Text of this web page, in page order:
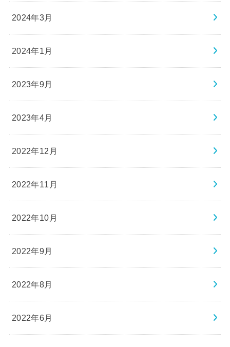
2024年3月
2024年1月
2023年9月
2023年4月
2022年12月
2022年11月
2022年10月
2022年9月
2022年8月
2022年6月